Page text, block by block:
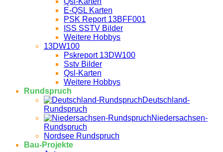
E-QSL Karten
PSK Report 13BFF001
ISS SSTV Bilder
Weitere Hobbys
13DW100
Pskreport 13DW100
Sstv Bilder
Qsl-Karten
Weitere Hobbys
Rundspruch
Deutschland-
Rundspruch
Niedersachsen-
Rundspruch
Nordsee Rundspruch
Bau-Projekte